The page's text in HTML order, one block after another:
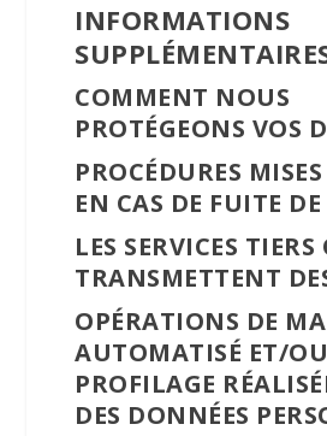
INFORMATIONS
COMMENT NOUS
PROTÉGEONS VOS
PROCÉDURES
EN CAS DE FUITE
LES SERVICES
TRANSMETTENT
OPÉRATIONS DE
AUTOMATISÉ ET/
PROFILAGE
DES DONNÉES